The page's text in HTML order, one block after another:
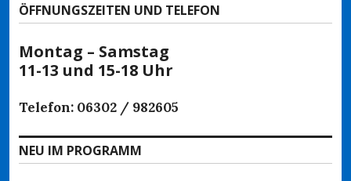
ÖFFNUNGSZEITEN UND TELEFON
Montag – Samstag
11-13 und 15-18 Uhr
Telefon: 06302 / 982605
NEU IM PROGRAMM